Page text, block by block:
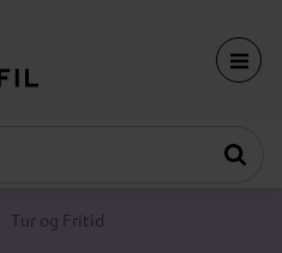
Tur og Fritid